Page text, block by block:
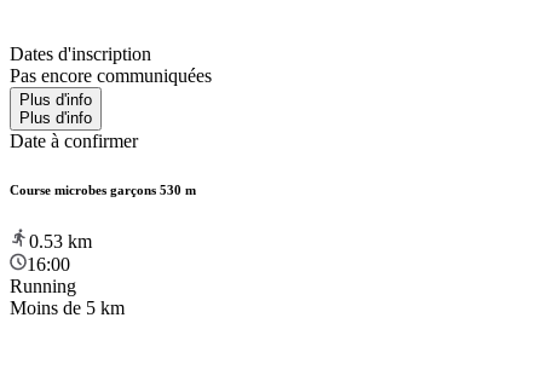
Dates d'inscription
Pas encore communiquées
Plus d'info
Plus d'info
Date à confirmer
Course microbes garçons 530 m
0.53 km
16:00
Running
Moins de 5 km